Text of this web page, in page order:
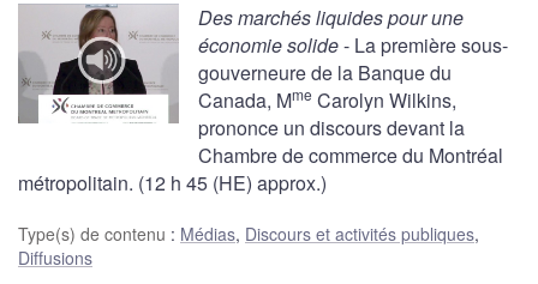
Des marchés liquides pour une
économie solide- La première sous-
gouverneure de la Banque du
Canada, Mme Carolyn Wilkins,
prononce un discours devant la
Chambre de commerce du Montréal
métropolitain. (12 h 45 (HE) approx.)
Type(s) de contenu : Médias, Discours et activités publiques,
Diffusions